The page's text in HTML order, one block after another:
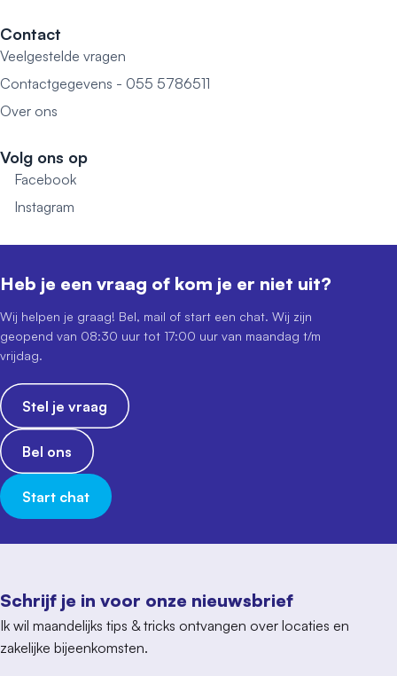
Contact
Veelgestelde vragen
Contactgegevens - 055 5786511
Over ons
Volg ons op
Facebook
Instagram
Schrijf je in voor onze nieuwsbrief
Ik wil maandelijks tips & tricks ontvangen over locaties en
zakelijke bijeenkomsten.
Heb je een vraag of kom je er niet uit?
Wij helpen je graag! Bel, mail of start een chat. Wij zijn
geopend van 08:30 uur tot 17:00 uur van maandag t/m
vrijdag.
Stel je vraag
Bel ons
Start chat